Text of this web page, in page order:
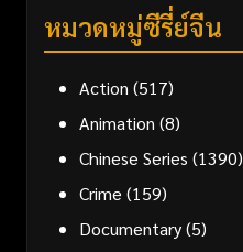
หมวดหมู่ซีรี่ย์จีน
Action (517)
Animation (8)
Chinese Series (1390)
Crime (159)
Documentary(5)